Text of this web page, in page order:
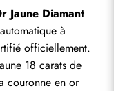
Jaune Diamant
à
officiellement.
18 carats de
couronne en or